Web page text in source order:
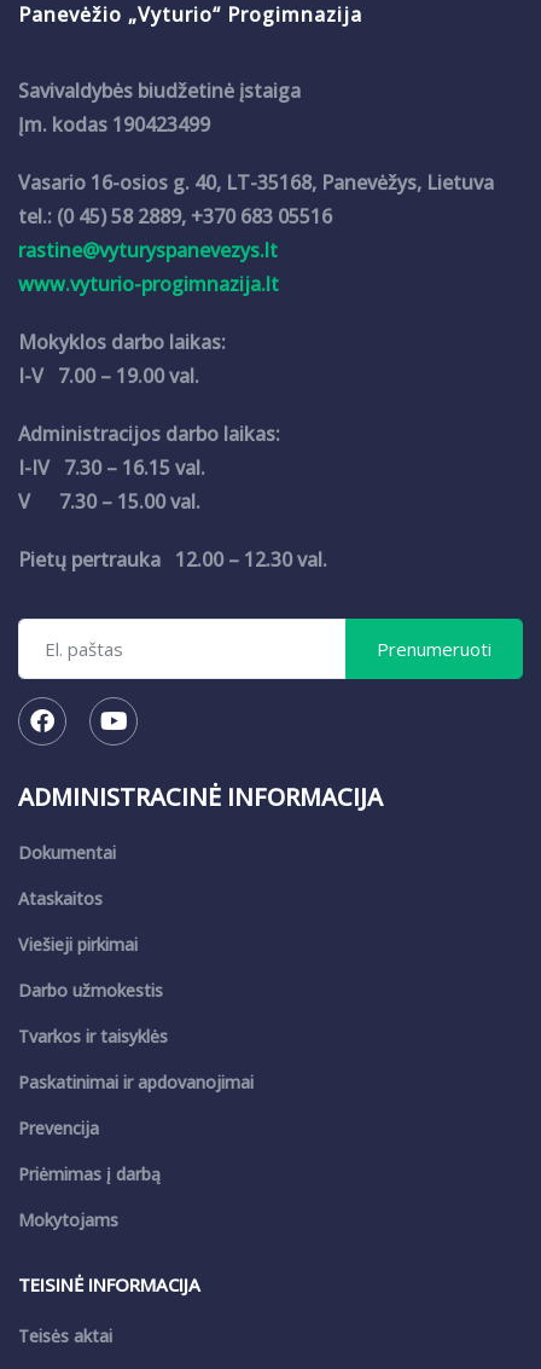
Panevėžio „Vyturio“ Progimnazija
Savivaldybės biudžetinė įstaiga
Įm. kodas 190423499
Vasario 16-osios g. 40, LT-35168, Panevėžys, Lietuva
tel.: (0 45) 58 2889, +370 683 05516
rastine@vyturyspanevezys.lt
www.vyturio-progimnazija.lt
Mokyklos darbo laikas:
I-V 7.00 – 19.00 val.
Administracijos darbo laikas:
I-IV 7.30 – 16.15 val.
V 7.30 – 15.00 val.
Pietų pertrauka 12.00 – 12.30 val.
ADMINISTRACINĖ INFORMACIJA
Dokumentai
Ataskaitos
Viešieji pirkimai
Darbo užmokestis
Tvarkos ir taisyklės
Paskatinimai ir apdovanojimai
Prevencija
Priėmimas į darbą
Mokytojams
TEISINĖ INFORMACIJA
Teisės aktai